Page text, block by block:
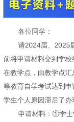
各位同学：
请2024届、2025
前将申请材料交到学
在教学点，由教学点
等教育自学考试达到
学生个人原因滞后了办
申请材料：①学士